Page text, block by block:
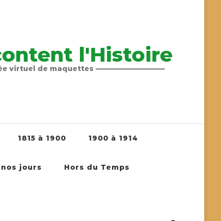
l'Histoire
virtuel de maquettes ——————————
1815 à 1900 1900 à 1914
nos jours Hors du Temps